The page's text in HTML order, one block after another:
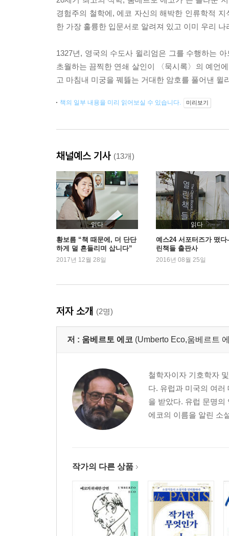
경험주의 철학에, 에코 자신의 해박한 인류학적
한 가장 훌륭한 입문서로 알려져 있고 이미 우리
1327년, 영국의 수도사 윌리엄은 그를 수행하는
초월하는 끔찍한 연쇄 살인이 〈묵시록〉의 예언
고 마침내 미궁을 꿰뜷는 거대한 암호를 풀어낸
책의 일부 내용을 미리 읽어보실 수 있습니다. 미리보기
채널예스 기사 (13개)
읽다
황보름 “책 때문에, 더 단단
하게 덜 흔들리며 삽니다”
2017년 12월 28일
읽다
예스24 서포터즈가 떴다
린책들 출판사
2016년 08월 25일
저자 소개 (2명)
저 : 움베르토 에코 (Umberto Eco,움베르트
철학자이자 기호학자
다. 유럽과 미국의 여러
을 받았다. 유럽 문명
에코의 이름을 알린 소
작가의 다른 상품